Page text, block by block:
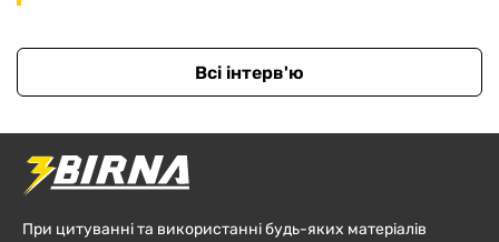
Всі інтерв'ю
При цитуванні та використанні будь-яких матеріалів